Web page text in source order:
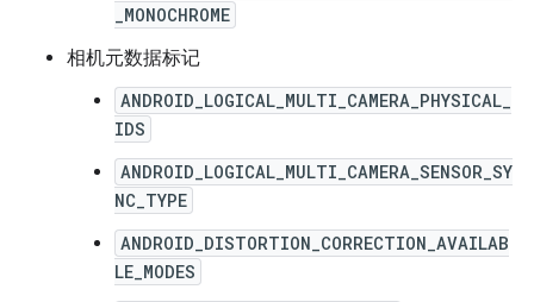
_MONOCHROME
相机元数据标记
ANDROID_LOGICAL_MULTI_CAMERA_PHYSICAL_
IDS
ANDROID_LOGICAL_MULTI_CAMERA_SENSOR_SY
NC_TYPE
ANDROID_DISTORTION_CORRECTION_AVAILAB
LE_MODES